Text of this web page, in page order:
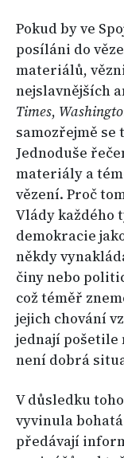
Pokud by ve
posíláni do
materiálů,
nejslavnějších
Times,
samozřejmě se
Jednoduše
materiály a
vězení. Proč
Vlády každého
demokracie
někdy
činy nebo
což téměř
jejich chování
jednají pošetile
není dobrá
V důsledku
vyvinula
předávají